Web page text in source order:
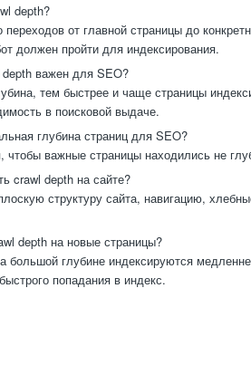
depth?
переходов от главной страницы до
должен пройти для индексирования.
важен для SEO?
тем быстрее и чаще страницы
в поисковой выдаче.
глубина страниц для SEO?
чтобы важные страницы находились не
crawl depth на сайте?
структуру сайта, навигацию,
depth на новые страницы?
большой глубине индексируются
попадания в индекс.